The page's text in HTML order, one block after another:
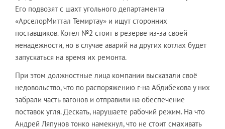
Его подвозят с шахт угольного департамента
«АрселорМиттал Темиртау» и ищут сторонних
поставщиков. Котел №2 стоит в резерве из-за своей
ненадежности, но в случае аварий на других котлах будет
запускаться на время их ремонта.
При этом должностные лица компании высказали своё
недовольство, что по распоряжению г-на Абдибекова у них
забрали часть вагонов и отправили на обеспечение
поставок угля. Дескать, нарушаете рабочий режим. На что
Андрей Ляпунов тонко намекнул, что не стоит смахивать